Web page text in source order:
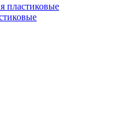
пластиковые